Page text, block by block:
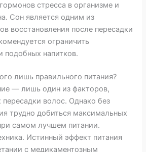
стресса в организме и
Сон является одним из
восстановления после пересадки
ограничить
подобных напитков.
лишь правильного питания?
— лишь один из факторов,
волос. Однако без
трудно добиться максимальных
самом лучшем питании.
Истинный эффект питания
с медикаментозным